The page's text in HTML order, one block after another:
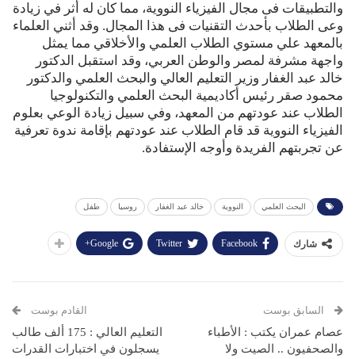
والتطبيقات فى مجال الفيزياء النووية، مما كان له أثر في زيادة
وعى الطلاب بأحدث التقنيات فى هذا المجال. وقد أثني العلماء
بالمعهد علي مستوي الطلاب العلمي والأخلاقي مما يمثل
واجهة مشرفة لمصر والوطن العربي، وقد استقبل الدكتور
خالد عبد الغفار وزير التعليم العالي والبحث العلمي والدكتور
محمود صقر رئيس أكاديمية البحث العلمي والتكنولوجيا
الطلاب عند عودتهم من المعهد، وفي سبيل زيادة الوعي بعلوم
الفيزياء النووية قد قام الطلاب عند عودتهم بإقامة ندوة تعرفية
عن تجربتهم الفريدة وأوجه الإستفادة.
البحث العلمي النووية خالد عبد الغفار روسيا طفل
شارك Facebook
Twitter
Google+
السابق بوست
عصام عمران يكتب : الأطباء
والصحفيون .. الصيت ولا
القادم بوست
التعليم العالي : 175 ألف طالب
يسجلون في اختبارات القدرات